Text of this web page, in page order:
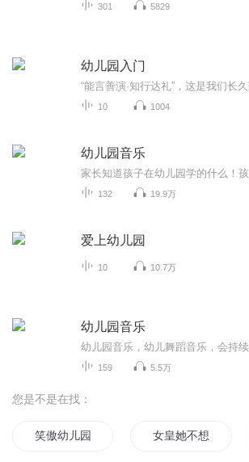
301 5829
幼儿园入门
10 1004
幼儿园音乐
132 19.9万
爱上幼儿园
10 10.7万
幼儿园音乐
159 5.5万
您是不是在找：
笑傲幼儿园 女皇她不想上幼儿园